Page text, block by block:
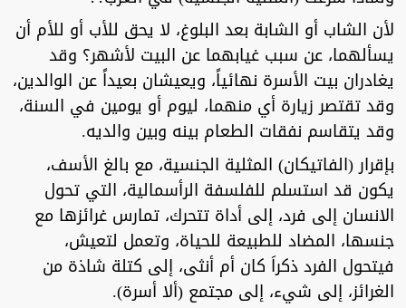
لأن الشاب أو الشابة بعد البلوغ، لا يحق للأب أو للأم أن
يسألهما، عن سبب غيابهما عن البيت لأشهر؟ وقد
يغادران بيت الأسرة نهائياً، ويعيشان بعيداً عن الوالدين،
وقد تقتصر زيارة أي منهما، ليوم أو يومين في السنة،
وقد يتقاسم نفقات الطعام بينه وبين والديه.
بإقرار (الفاتيكان) المثلية الجنسية، مع بالغ الأسف،
يكون قد استسلم للفلسفة الرأسمالية، التي تحول
الانسان إلى فرد، إلى أداة تتحرك، تمارس غرائزها مع
جنسها، المضاد للطبيعة للحياة، وتعمل لتعيش،
فيتحول الفرد ذكراَ كان أم أنثى، إلى كتلة شاذة من
الغرائز، إلى شيء، إلى مجتمع (ألا أسرة).